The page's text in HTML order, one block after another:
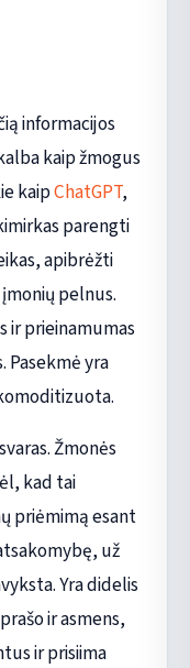
informacijos
kaip žmogus
kaipChatGPT,
parengti
apibrėžti
pelnus.
ir prieinamumas
yra
Žmonės
kad tai
priėmimą esant
už
Yra didelis
ir asmens,
ir prisiima